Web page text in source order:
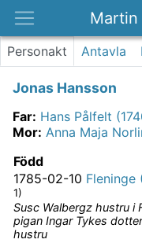
Martin
Platser
Kontakt
Personakt Antavla
Jonas Hansson
Far: Hans Pålfelt
Mor: Anna Maja
Född
1785-02-10 Fleninge
1)
Susc Walbergz hustru i
pigan Ingar Tykes
hustru